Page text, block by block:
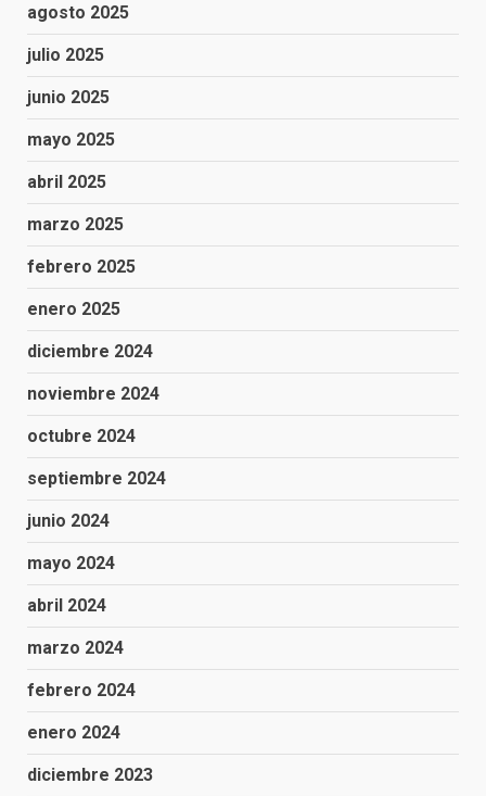
agosto 2025
julio 2025
junio 2025
mayo 2025
abril 2025
marzo 2025
febrero 2025
enero 2025
diciembre 2024
noviembre 2024
octubre 2024
septiembre 2024
junio 2024
mayo 2024
abril 2024
marzo 2024
febrero 2024
enero 2024
diciembre 2023